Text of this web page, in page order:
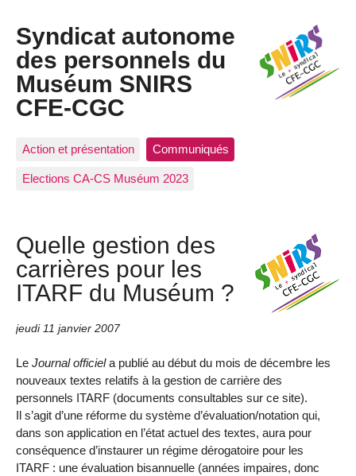
Syndicat autonome
des personnels du
Muséum SNIRS
CFE-CGC
Action et présentation Communiqués
Elections CA-CS Muséum 2023
Quelle gestion des
carrières pour les
ITARF du Muséum ?
jeudi 11 janvier 2007
Le Journal officiela publié au début du mois de décembre les
nouveaux textes relatifs à la gestion de carrière des
personnels ITARF (documents consultables sur ce site).
Il s’agit d’une réforme du système d’évaluation/notation qui,
dans son application en l’état actuel des textes, aura pour
conséquence d’instaurer un régime dérogatoire pour les
ITARF : une évaluation bisannuelle (années impaires, donc